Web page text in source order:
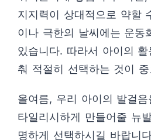
지지력이 상대적으로 약할
이나 극한의 날씨에는 운동
있습니다. 따라서 아이의
춰 적절히 선택하는 것이 중
올여름, 우리 아이의 발걸
타일리시하게 만들어줄 뉴
명하게 선택하시길 바랍니